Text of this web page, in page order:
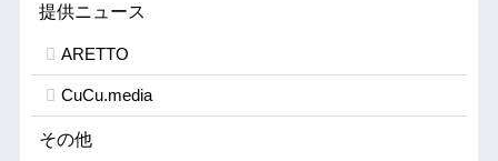
提供ニュース
ARETTO
CuCu.media
その他